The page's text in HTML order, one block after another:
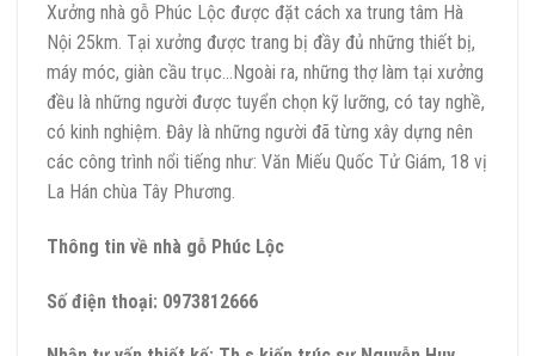
Xưởng nhà gỗ Phúc Lộc được đặt cách xa trung tâm Hà
Nội 25km. Tại xưởng được trang bị đầy đủ những thiết bị,
máy móc, giàn cầu trục…Ngoài ra, những thợ làm tại xưởng
đều là những người được tuyển chọn kỹ lưỡng, có tay nghề,
có kinh nghiệm. Đây là những người đã từng xây dựng nên
các công trình nổi tiếng như: Văn Miếu Quốc Tử Giám, 18 vị
La Hán chùa Tây Phương.
Thông tin về nhà gỗ Phúc Lộc
Số điện thoại: 0973812666